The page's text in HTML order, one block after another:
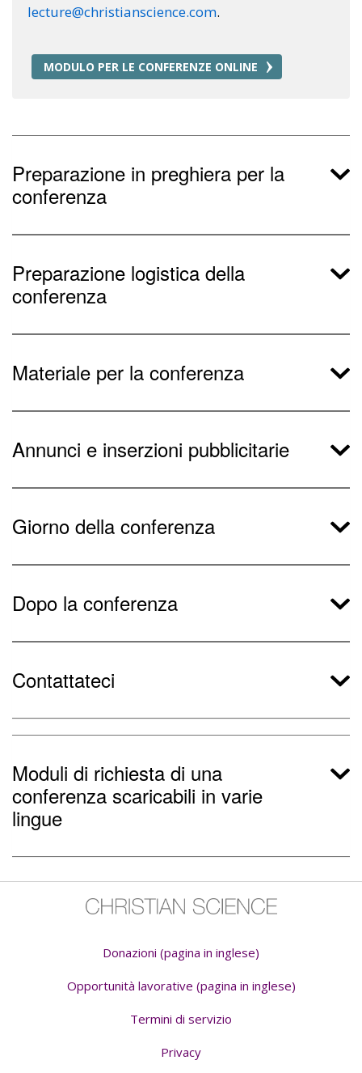
lecture@christianscience.com.
MODULO PER LE CONFERENZE ONLINE
Preparazione in preghiera per la
conferenza
Preparazione logistica della
conferenza
Materiale per la conferenza
Annunci e inserzioni pubblicitarie
Giorno della conferenza
Dopo la conferenza
Contattateci
Moduli di richiesta di una
conferenza scaricabili in varie
lingue
Donazioni (pagina in inglese)
Opportunità lavorative (pagina in inglese)
Termini di servizio
Privacy